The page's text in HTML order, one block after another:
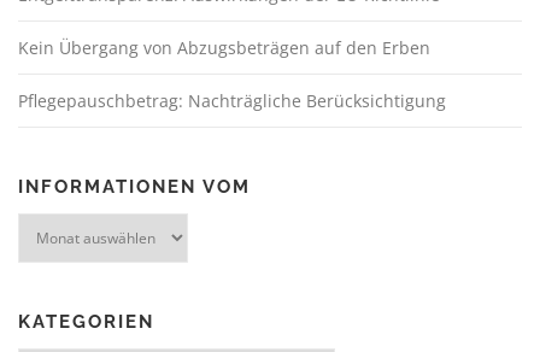
Kein Übergang von Abzugsbeträgen auf den Erben
Pflegepauschbetrag: Nachträgliche Berücksichtigung
INFORMATIONEN VOM
KATEGORIEN